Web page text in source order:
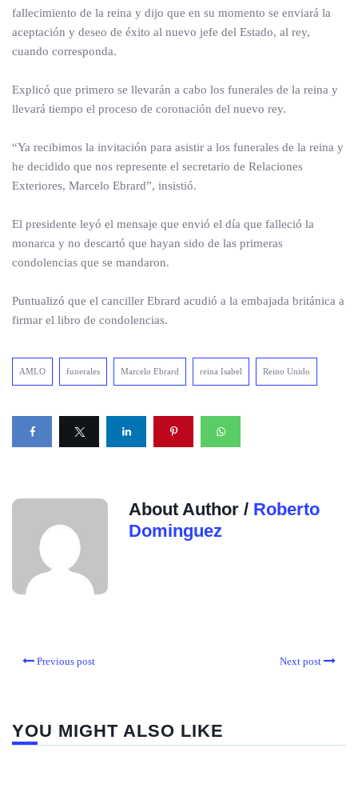
fallecimiento de la reina y dijo que en su momento se enviará la
aceptación y deseo de éxito al nuevo jefe del Estado, al rey,
cuando corresponda.
Explicó que primero se llevarán a cabo los funerales de la reina y
llevará tiempo el proceso de coronación del nuevo rey.
“Ya recibimos la invitación para asistir a los funerales de la reina y
he decidido que nos represente el secretario de Relaciones
Exteriores, Marcelo Ebrard”, insistió.
El presidente leyó el mensaje que envió el día que falleció la
monarca y no descartó que hayan sido de las primeras
condolencias que se mandaron.
Puntualizó que el canciller Ebrard acudió a la embajada británica a
firmar el libro de condolencias.
AMLO funerales Marcelo Ebrard reina Isabel Reino Unido
About Author / Roberto
Dominguez
Previous post Next post
YOU MIGHT ALSO LIKE